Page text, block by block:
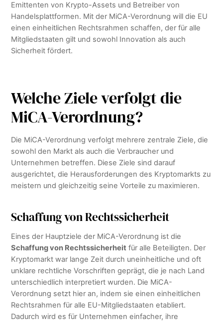
Emittenten von Krypto-Assets und Betreiber von
Handelsplattformen. Mit der MiCA-Verordnung will die EU
einen einheitlichen Rechtsrahmen schaffen, der für alle
Mitgliedstaaten gilt und sowohl Innovation als auch
Sicherheit fördert.
Welche Ziele verfolgt die
MiCA-Verordnung?
Die MiCA-Verordnung verfolgt mehrere zentrale Ziele, die
sowohl den Markt als auch die Verbraucher und
Unternehmen betreffen. Diese Ziele sind darauf
ausgerichtet, die Herausforderungen des Kryptomarkts zu
meistern und gleichzeitig seine Vorteile zu maximieren.
Schaffung von Rechtssicherheit
Eines der Hauptziele der MiCA-Verordnung ist die
Schaffung von Rechtssicherheit für alle Beteiligten. Der
Kryptomarkt war lange Zeit durch uneinheitliche und oft
unklare rechtliche Vorschriften geprägt, die je nach Land
unterschiedlich interpretiert wurden. Die MiCA-
Verordnung setzt hier an, indem sie einen einheitlichen
Rechtsrahmen für alle EU-Mitgliedstaaten etabliert.
Dadurch wird es für Unternehmen einfacher, ihre